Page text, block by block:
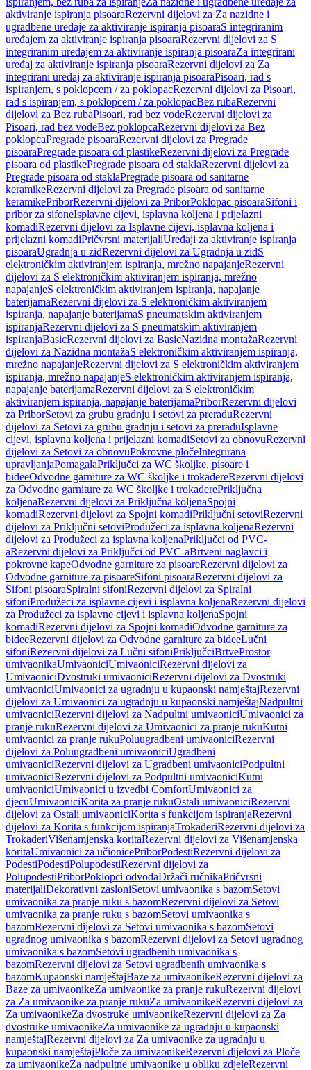
aktiviranje ispiranja pisoaraRezervni dijelovi za Za nazidne i
ugradbene uređaje za aktiviranje ispiranja pisoaraS integriranim
uređajem za aktiviranje ispiranja pisoaraRezervni dijelovi za S
integriranim uređajem za aktiviranje ispiranja pisoaraZa integrirani
uređaj za aktiviranje ispiranja pisoaraRezervni dijelovi za Za
integrirani uređaj za aktiviranje ispiranja pisoaraPisoari, rad s
ispiranjem, s poklopcem / za poklopacRezervni dijelovi za Pisoari,
rad s ispiranjem, s poklopcem / za poklopacBez rubaRezervni
dijelovi za Bez rubaPisoari, rad bez vodeRezervni dijelovi za
Pisoari, rad bez vodeBez poklopcaRezervni dijelovi za Bez
poklopcaPregrade pisoaraRezervni dijelovi za Pregrade
pisoaraPregrade pisoara od plastikeRezervni dijelovi za Pregrade
pisoara od plastikePregrade pisoara od staklaRezervni dijelovi za
Pregrade pisoara od staklaPregrade pisoara od sanitarne
keramikeRezervni dijelovi za Pregrade pisoara od sanitarne
keramikePriborRezervni dijelovi za PriborPoklopac pisoaraSifoni i
pribor za sifoneIsplavne cijevi, isplavna koljena i prijelazni
komadiRezervni dijelovi za Isplavne cijevi, isplavna koljena i
prijelazni komadiPričvrsni materijaliUređaji za aktiviranje ispiranja
pisoaraUgradnja u zidRezervni dijelovi za Ugradnja u zidS
elektroničkim aktiviranjem ispiranja, mrežno napajanjeRezervni
dijelovi za S elektroničkim aktiviranjem ispiranja, mrežno
napajanjeS elektroničkim aktiviranjem ispiranja, napajanje
baterijamaRezervni dijelovi za S elektroničkim aktiviranjem
ispiranja, napajanje baterijamaS pneumatskim aktiviranjem
ispiranjaRezervni dijelovi za S pneumatskim aktiviranjem
ispiranjaBasicRezervni dijelovi za BasicNazidna montažaRezervni
dijelovi za Nazidna montažaS elektroničkim aktiviranjem ispiranja,
mrežno napajanjeRezervni dijelovi za S elektroničkim aktiviranjem
ispiranja, mrežno napajanjeS elektroničkim aktiviranjem ispiranja,
napajanje baterijamaRezervni dijelovi za S elektroničkim
aktiviranjem ispiranja, napajanje baterijamaPriborRezervni dijelovi
za PriborSetovi za grubu gradnju i setovi za preraduRezervni
dijelovi za Setovi za grubu gradnju i setovi za preraduIsplavne
cijevi, isplavna koljena i prijelazni komadiSetovi za obnovuRezervni
dijelovi za Setovi za obnovuPokrovne pločeIntegrirana
upravljanjaPomagalaPriključci za WC školjke, pisoare i
bideeOdvodne garniture za WC školjke i trokadereRezervni dijelovi
za Odvodne garniture za WC školjke i trokaderePriključna
koljenaRezervni dijelovi za Priključna koljenaSpojni
komadiRezervni dijelovi za Spojni komadiPriključni setoviRezervni
dijelovi za Priključni setoviProdužeci za isplavna koljenaRezervni
dijelovi za Produžeci za isplavna koljenaPriključci od PVC-
aRezervni dijelovi za Priključci od PVC-aBrtveni naglavci i
pokrovne kapeOdvodne garniture za pisoareRezervni dijelovi za
Odvodne garniture za pisoareSifoni pisoaraRezervni dijelovi za
Sifoni pisoaraSpiralni sifoniRezervni dijelovi za Spiralni
sifoniProdužeci za isplavne cijevi i isplavna koljenaRezervni dijelovi
za Produžeci za isplavne cijevi i isplavna koljenaSpojni
komadiRezervni dijelovi za Spojni komadiOdvodne garniture za
bideeRezervni dijelovi za Odvodne garniture za bideeLučni
sifoniRezervni dijelovi za Lučni sifoniPriključciBrtveProstor
umivaonikaUmivaoniciUmivaoniciRezervni dijelovi za
UmivaoniciDvostruki umivaoniciRezervni dijelovi za Dvostruki
umivaoniciUmivaonici za ugradnju u kupaonski namještajRezervni
dijelovi za Umivaonici za ugradnju u kupaonski namještajNadpultni
umivaoniciRezervni dijelovi za Nadpultni umivaoniciUmivaonici za
pranje rukuRezervni dijelovi za Umivaonici za pranje rukuKutni
umivaonici za pranje rukuPoluugradbeni umivaoniciRezervni
dijelovi za Poluugradbeni umivaoniciUgradbeni
umivaoniciRezervni dijelovi za Ugradbeni umivaoniciPodpultni
umivaoniciRezervni dijelovi za Podpultni umivaoniciKutni
umivaoniciUmivaonici u izvedbi ComfortUmivaonici za
djecuUmivaoniciKorita za pranje rukuOstali umivaoniciRezervni
dijelovi za Ostali umivaoniciKorita s funkcijom ispiranjaRezervni
dijelovi za Korita s funkcijom ispiranjaTrokaderiRezervni dijelovi za
TrokaderiVišenamjenska koritaRezervni dijelovi za Višenamjenska
koritaUmivaonici za učionicePriborPodestiRezervni dijelovi za
PodestiPodestiPolupodestiRezervni dijelovi za
PolupodestiPriborPoklopci odvodaDržači ručnikaPričvrsni
materijaliDekorativni zasloniSetovi umivaonika s bazomSetovi
umivaonika za pranje ruku s bazomRezervni dijelovi za Setovi
umivaonika za pranje ruku s bazomSetovi umivaonika s
bazomRezervni dijelovi za Setovi umivaonika s bazomSetovi
ugradnog umivaonika s bazomRezervni dijelovi za Setovi ugradnog
umivaonika s bazomSetovi ugradbenih umivaonika s
bazomRezervni dijelovi za Setovi ugradbenih umivaonika s
bazomKupaonski namještajBaze za umivaonikeRezervni dijelovi za
Baze za umivaonikeZa umivaonike za pranje rukuRezervni dijelovi
za Za umivaonike za pranje rukuZa umivaonikeRezervni dijelovi za
Za umivaonikeZa dvostruke umivaonikeRezervni dijelovi za Za
dvostruke umivaonikeZa umivaonike za ugradnju u kupaonski
namještajRezervni dijelovi za Za umivaonike za ugradnju u
kupaonski namještajPloče za umivaonikeRezervni dijelovi za Ploče
za umivaonikeZa nadpultne umivaonike u obliku zdjeleRezervni